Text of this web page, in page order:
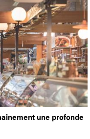
une profonde